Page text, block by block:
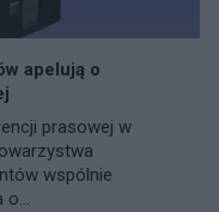
apelują o
prasowej w
wspólnie
o...